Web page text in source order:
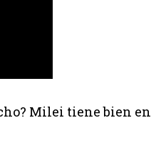
Milei tiene bien en